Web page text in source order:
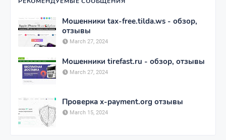
Мошенники tax-free.tilda.ws - обзор,
отзывы
March 27, 2024
Мошенники tirefast.ru - обзор, отзывы
March 27, 2024
Проверка x-payment.org отзывы
March 15, 2024